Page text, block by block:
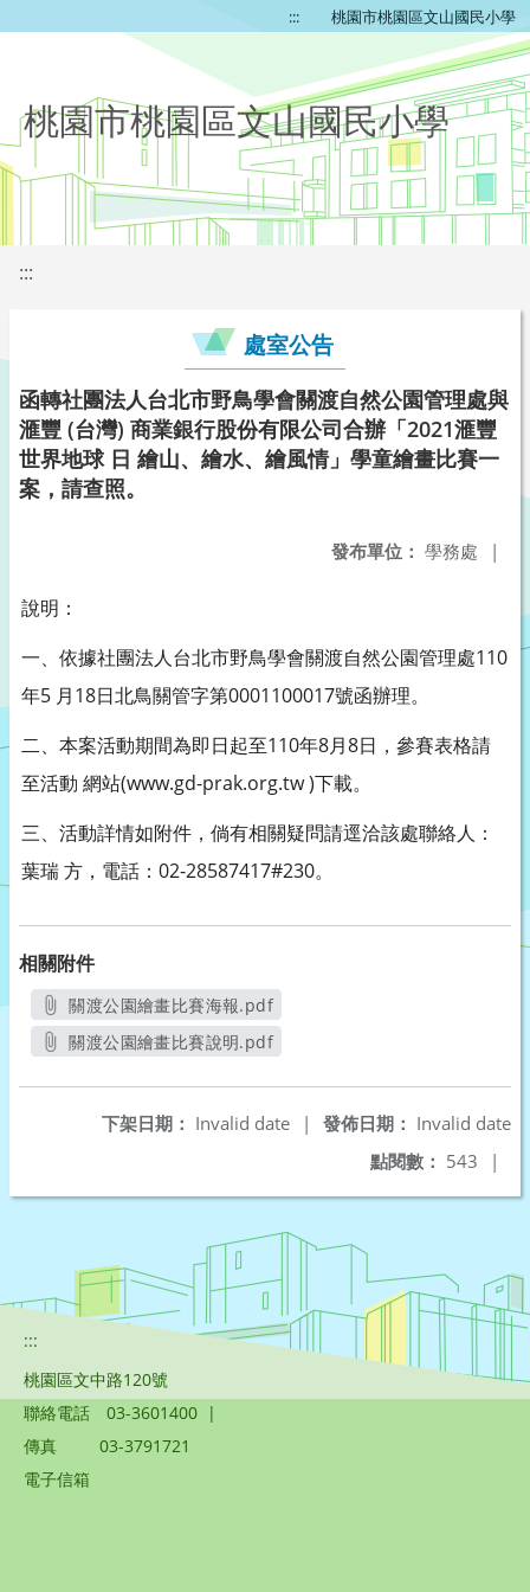
::: 桃園市桃園區文山國民小學
桃園市桃園區文山國民小學
:::
處室公告
函轉社團法人台北市野鳥學會關渡自然公園管理處與
滙豐 (台灣) 商業銀行股份有限公司合辦「2021滙豐
世界地球 日 繪山、繪水、繪風情」學童繪畫比賽一
案，請查照。
發布單位： 學務處 |
說明：
一、依據社團法人台北市野鳥學會關渡自然公園管理處110
年5 月18日北鳥關管字第0001100017號函辦理。
二、本案活動期間為即日起至110年8月8日，參賽表格請
至活動 網站(www.gd-prak.org.tw )下載。
三、活動詳情如附件，倘有相關疑問請逕洽該處聯絡人：
葉瑞 方，電話：02-28587417#230。
相關附件
關渡公園繪畫比賽海報.pdf
另開新視窗
關渡公園繪畫比賽說明.pdf
發佈日期： Invalid date
下架日期： Invalid date
|
點閱數： 543 |
:::
桃園區文中路120號
聯絡電話
03-3601400 |
傳真
03-3791721
電子信箱